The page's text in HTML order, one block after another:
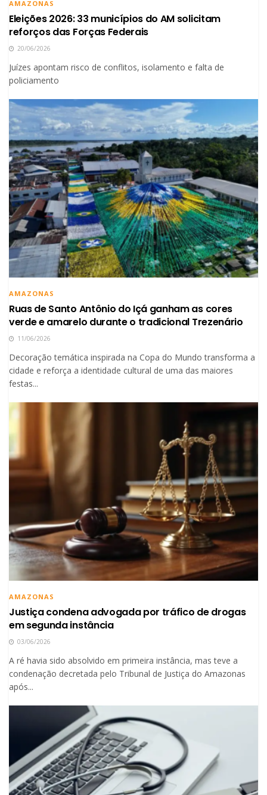
AMAZONAS
Eleições 2026: 33 municípios do AM solicitam
reforços das Forças Federais
20/06/2026
Juízes apontam risco de conflitos, isolamento e falta de
policiamento
AMAZONAS
Ruas de Santo Antônio do Içá ganham as cores
verde e amarelo durante o tradicional Trezenário
11/06/2026
Decoração temática inspirada na Copa do Mundo transforma a
cidade e reforça a identidade cultural de uma das maiores
festas...
AMAZONAS
Justiça condena advogada por tráfico de drogas
em segunda instância
03/06/2026
A ré havia sido absolvido em primeira instância, mas teve a
condenação decretada pelo Tribunal de Justiça do Amazonas
após...